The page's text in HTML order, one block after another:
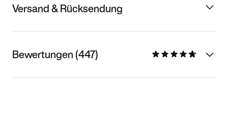
Versand & Rücksendung
Bewertungen (447)